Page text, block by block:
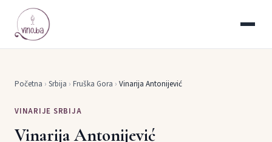
Početna › Srbija › Fruška Gora › Vinarija Antonijević
VINARIJE SRBIJA
Vinarija Antonijević